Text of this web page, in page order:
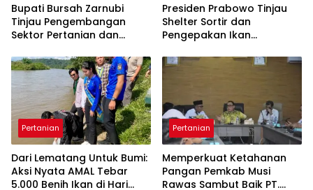
Bupati Bursah Zarnubi
Tinjau Pengembangan
Sektor Pertanian dan
Kadis PUPR
Presiden Prabowo Tinjau
Shelter Sortir dan
Pengepakan Ikan
Putih di Gorontalo
Pertanian
Dari Lematang Untuk Bumi:
Aksi Nyata AMAL Tebar
5.000 Benih Ikan di Hari
Pertanian
Memperkuat Ketahanan
Pangan Pemkab Musi
Rawas Sambut Baik PT.